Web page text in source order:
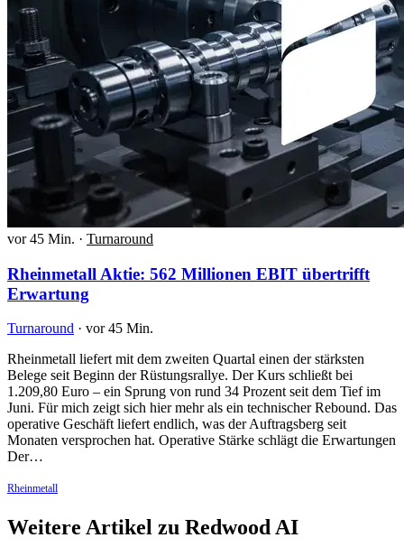
vor 45 Min. · Turnaround
Rheinmetall Aktie: 562 Millionen EBIT übertrifft
Erwartung
Turnaround · vor 45 Min.
Rheinmetall liefert mit dem zweiten Quartal einen der stärksten
Belege seit Beginn der Rüstungsrallye. Der Kurs schließt bei
1.209,80 Euro – ein Sprung von rund 34 Prozent seit dem Tief im
Juni. Für mich zeigt sich hier mehr als ein technischer Rebound. Das
operative Geschäft liefert endlich, was der Auftragsberg seit
Monaten versprochen hat. Operative Stärke schlägt die Erwartungen
Der…
Rheinmetall
Weitere Artikel zu Redwood AI